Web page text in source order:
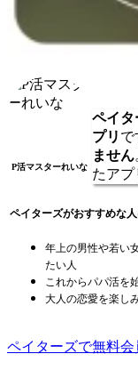
P活マスターれいな
ペイタ
プリ で
ません
たアプ
ペイターズがおすすめな
年上の男性や若い
たい人
これからパパ活を
大人の恋愛を楽し
ペイターズで無料会